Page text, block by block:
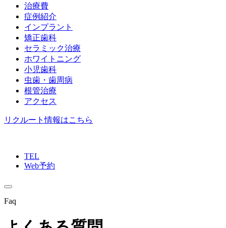
治療費
症例紹介
インプラント
矯正歯科
セラミック治療
ホワイトニング
小児歯科
虫歯・歯周病
根管治療
アクセス
リクルート情報はこちら
TEL
Web予約
Faq